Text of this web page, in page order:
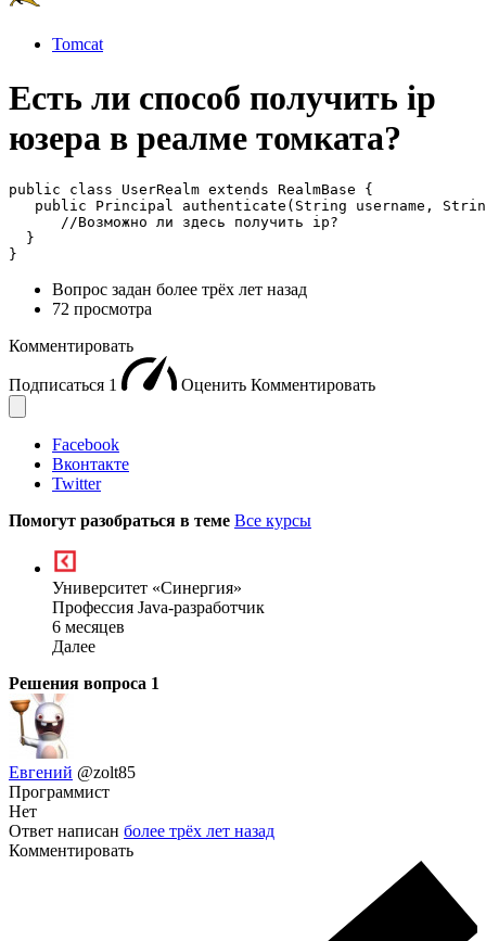
Tomcat
Есть ли способ получить ip
юзера в реалме томката?
public class UserRealm extends RealmBase {
public Principal authenticate(String username,
      //Возможно ли здесь получить ip?
  }
}
Вопрос задан более трёх лет назад
72 просмотра
Комментировать
Подписаться 1 Оценить Комментировать
Facebook
Вконтакте
Twitter
Помогут разобраться в теме Все курсы
Университет «Синергия»
Профессия Java-разработчик
6 месяцев
Далее
Решения вопроса 1
Евгений @zolt85
Программист
Нет
Ответ написан более трёх лет назад
Комментировать